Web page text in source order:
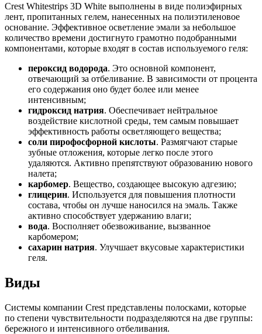
Crest Whitestrips 3D White выполнены в виде полиэфирных
лент, пропитанных гелем, нанесенных на полиэтиленовое
основание. Эффективное осветление эмали за небольшое
количество времени достигнуто грамотно подобранными
компонентами, которые входят в состав используемого геля:
пероксид водорода. Это основной компонент,
отвечающий за отбеливание. В зависимости от процента
его содержания оно будет более или менее
интенсивным;
гидроксид натрия. Обеспечивает нейтральное
воздействие кислотной среды, тем самым повышает
эффективность работы осветляющего вещества;
соли пирофосфорной кислоты. Размягчают старые
зубные отложения, которые легко после этого
удаляются. Активно препятствуют образованию нового
налета;
карбомер. Вещество, создающее высокую адгезию;
глицерин. Используется для повышения плотности
состава, чтобы он лучше наносился на эмаль. Также
активно способствует удержанию влаги;
вода. Восполняет обезвоживание, вызванное
карбомером;
сахарин натрия. Улучшает вкусовые характеристики
геля.
Виды
Системы компании Сrest представлены полосками, которые
по степени чувствительности подразделяются на две группы:
бережного и интенсивного отбеливания.